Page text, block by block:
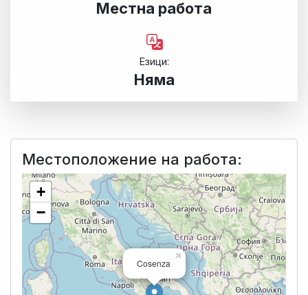
Местна работа
Езици:
Няма
Местоположение на работа:
Cosenza
×
+
−